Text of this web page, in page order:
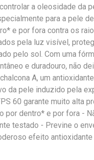
a oleosidade da
para a pele
e por fora contra os
pela luz visível,
pelo sol. Com uma
e duradouro, não
A, um
da pele induzido pela
60 garante muito alta
por dentro* e por fora -
testado - Previne o
efeito antioxidante